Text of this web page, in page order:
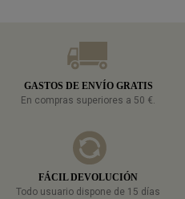
GASTOS DE ENVÍO GRATIS
En compras superiores a 50 €.
FÁCIL DEVOLUCIÓN
Todo usuario dispone de 15 días